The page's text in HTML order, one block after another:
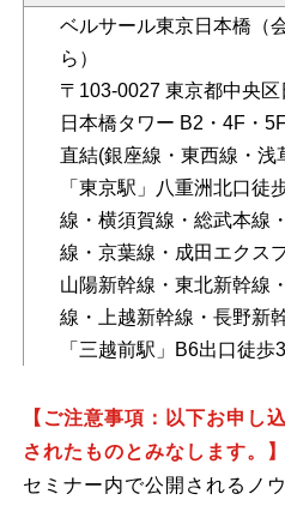
ベルサール東京日本橋 （
ら）
〒103-0027 東京都中央
日本橋タワー B2・4F・
直結(銀座線・東西線・浅
「東京駅」八重洲北口徒
線・横須賀線・総武本線
線・京葉線・成田エクス
山陽新幹線・東北新幹線
線・上越新幹線・長野新
「三越前駅」B6出口徒
【ご注意事項：以下お申し
されたものとみなします。】
セミナー内で公開されるノ